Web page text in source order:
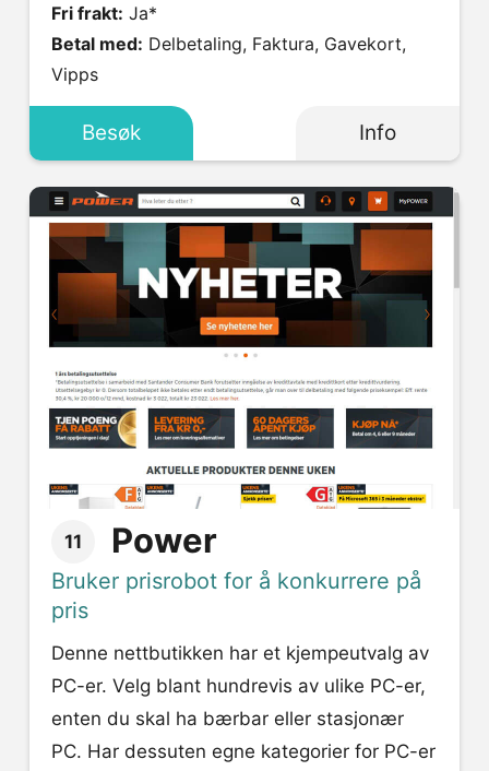
Fri frakt: Ja*
Betal med:
Vipps
Besøk Info
11 Power
Bruker prisrobot for å konkurrere på
pris
Denne nettbutikken har et kjempeutvalg av
PC-er. Velg blant hundrevis av ulike PC-er,
enten du skal ha bærbar eller stasjonær
PC. Har dessuten egne kategorier for PC-er